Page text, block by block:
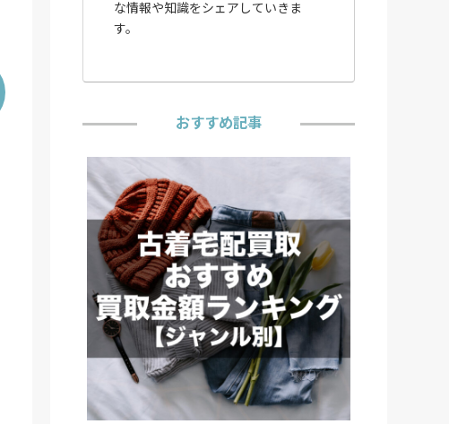
な情報や知識をシェアしていきま
す。
おすすめ記事